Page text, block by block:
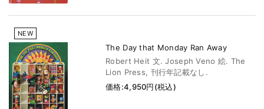
NEW
The Day that Monday Ran Away
Robert Heit 文. Joseph Veno 絵. The
Lion Press, 刊行年記載なし.
価格:4,950円(税込)